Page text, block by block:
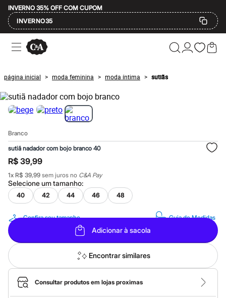
INVERNO 35% OFF COM CUPOM
INVERNO35
Ofertas
Compre por Departamento
Masculino
Infantil
Calçados
Mindse7
Plus Size
Até 40% off
Até 60% off
A partir de 60% off
Feminino
Em alta
Inverno
Alfaiataria
Novidades
Roupas
Básicos
Calças
Casacos e Jaquetas
Jeans
Macacões
Saias
Shorts e Bermudas
Vestidos
Acessórios
página inicial > moda feminina > moda íntima > sutiãs
Branco
sutiã nadador com bojo branco 40
R$ 39,99
1x R$ 39,99 sem juros no C&A Pay
Selecione umtamanho:
40 42 44 46 48
Confira seu tamanho Guia de Medidas
Adicionar à sacola
Encontrar similares
Consultar produtos em lojas proximas